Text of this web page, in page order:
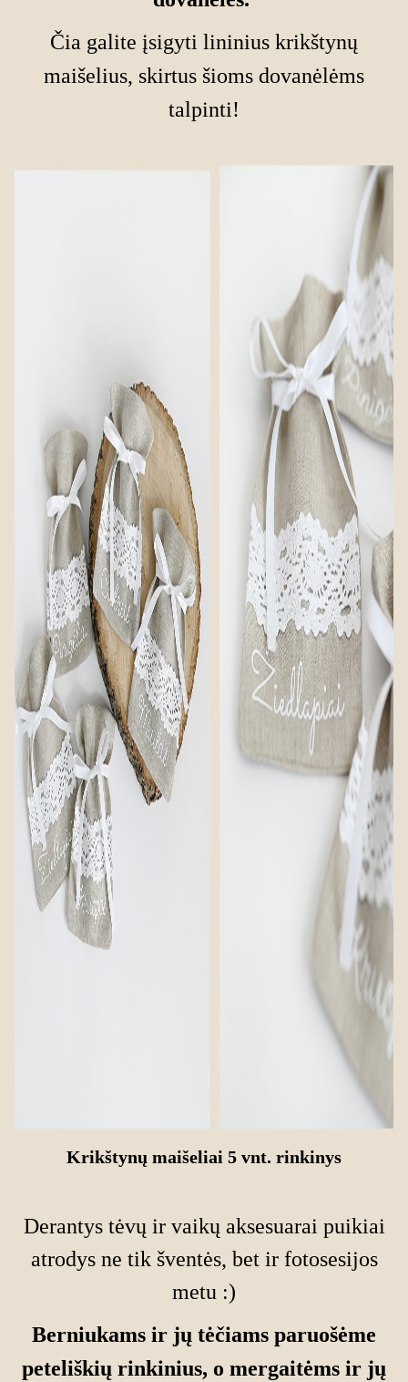
Čia galite įsigyti lininius krikštynų
maišelius, skirtus šioms dovanėlėms
talpinti!
Krikštynų maišeliai 5 vnt. rinkinys
Derantys tėvų ir vaikų aksesuarai puikiai
atrodys ne tik šventės, bet ir fotosesijos
metu :)
Berniukams ir jų tėčiams paruošėme
peteliškių rinkinius, o mergaitėms ir jų